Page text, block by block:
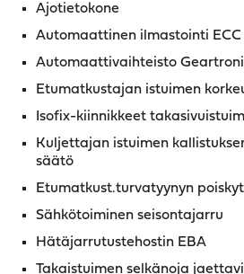
Ajotietokone
Automaattinen ilmastointi ECC
Automaattivaihteisto
Etumatkustajan istuimen
Isofix-kiinnikkeet
Kuljettajan istuimen
säätö
Etumatkust.turvatyynyn
Sähkötoiminen seisontajarru
Hätäjarrutustehostin EBA
Takaistuimen selkänoja